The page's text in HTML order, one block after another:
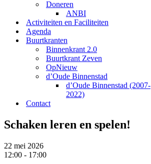
Doneren
ANBI
Activiteiten en Faciliteiten
Agenda
Buurtkranten
Binnenkrant 2.0
Buurtkrant Zeven
OpNieuw
d’Oude Binnenstad
d’Oude Binnenstad (2007-
2022)
Contact
Schaken leren en spelen!
22 mei 2026
12:00 - 17:00